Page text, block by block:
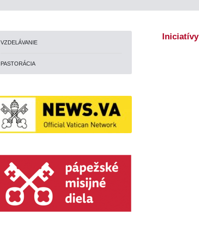
VZDELÁVANIE
PASTORÁCIA
Iniciatívy